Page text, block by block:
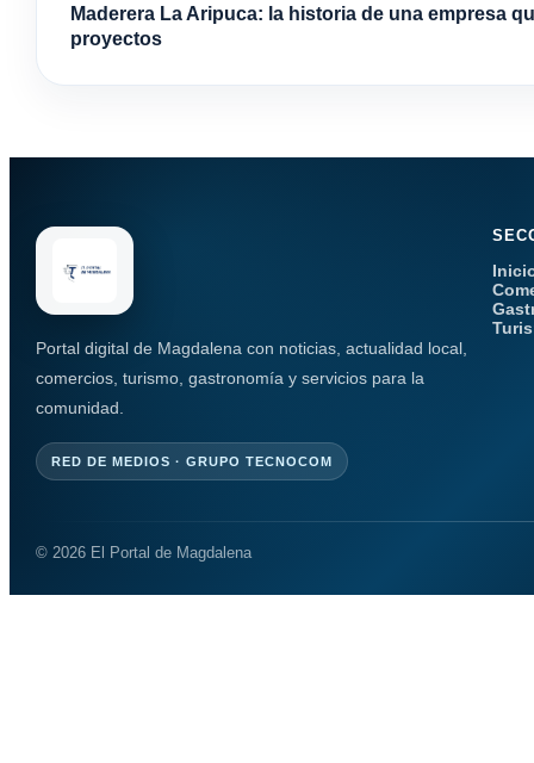
Maderera La Aripuca: la historia de una empresa
proyectos
Portal digital de Magdalena con noticias, actualidad local,
comercios, turismo, gastronomía y servicios para la
comunidad.
RED DE MEDIOS · GRUPO TECNOCOM
© 2026 El Portal de Magdalena